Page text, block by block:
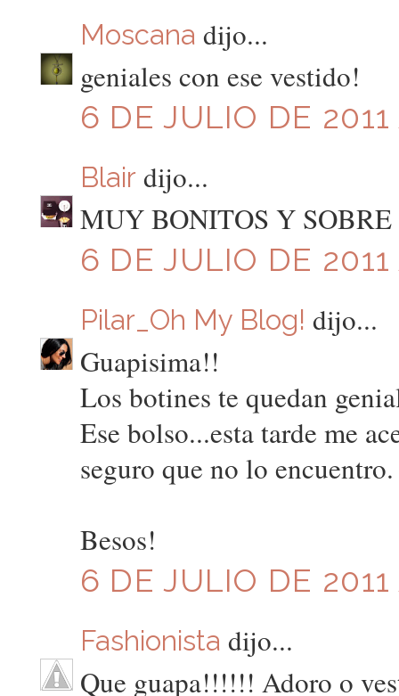
Moscana dijo...
geniales con ese vestido!
6 DE JULIO DE 2011
Blair dijo...
MUY BONITOS Y
6 DE JULIO DE 2011
Pilar_Oh My Blog! dijo...
Guapisima!!
Los botines te quedan
Ese bolso...esta tarde me
seguro que no lo encuentro.
Besos!
6 DE JULIO DE 2011
Fashionista dijo...
Que guapa!!!!!! Adoro o